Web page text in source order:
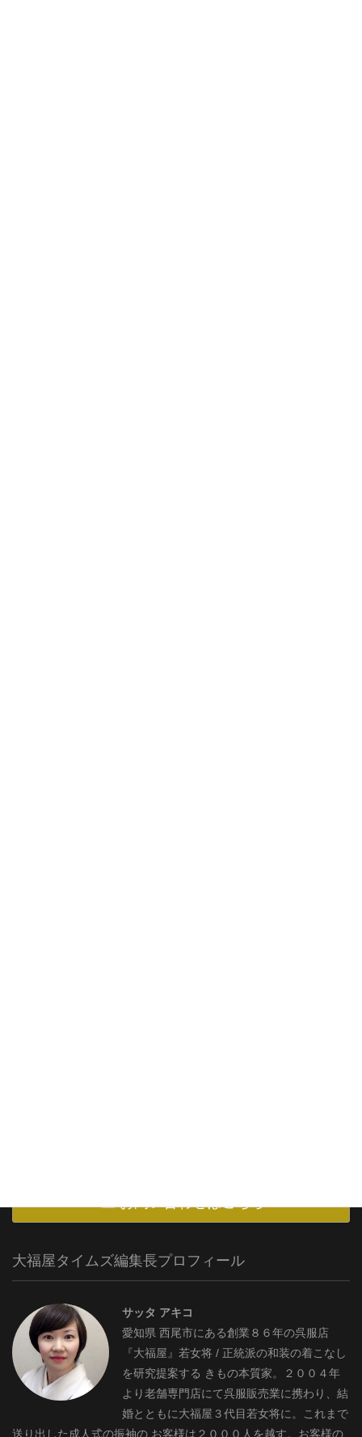
大福屋タイムズ編集長プロフィール
サッタ アキコ
愛知県 西尾市にある創業８６年の呉服店
『大福屋』若女将 / 正統派の和装の着こなし
を研究提案する きもの本質家。２００４年
より老舗専門店にて呉服販売業に携わり、結
婚とともに大福屋３代目若女将に。これまで
送り出した成人式の振袖の お客様は２０００人を越す。お客様の